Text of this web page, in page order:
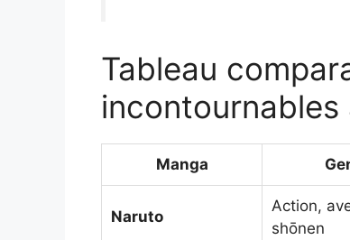
Tableau
Manga
Naruto
Action,
shōnen